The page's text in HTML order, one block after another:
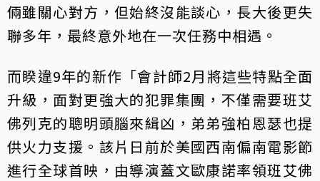
倆雖關心對方，但始終沒能談心，長大後更失
聯多年，最終意外地在一次任務中相遇。
而睽違9年的新作「會計師2月將這些特點全面
升級，面對更強大的犯罪集團，不僅需要班艾
佛列克的聰明頭腦來緝凶，弟弟強柏恩瑟也提
供火力支援。該片日前於美國西南偏南電影節
進行全球首映，由導演蓋文歐康諾率領班艾佛